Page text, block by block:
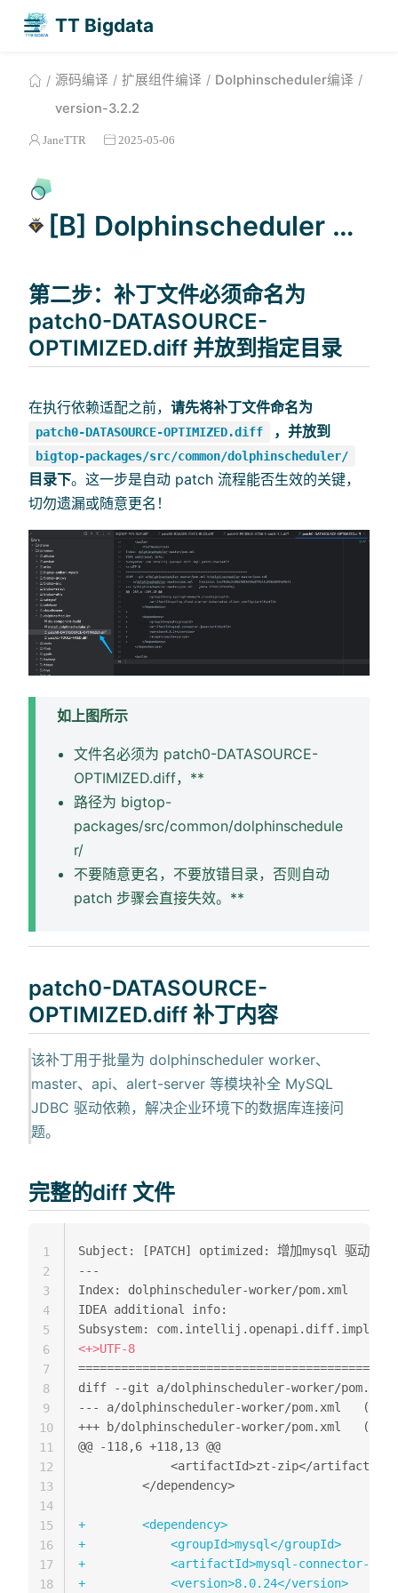
TT Bigdata
源码编译 扩展组件编译
Dolphinscheduler编译
version-3.2.2
JaneTTR 2025-05-06
[B] Dolphinscheduler 版本适配改造（二）
第二步：补丁文件必须命名为
patch0-DATASOURCE-
OPTIMIZED.diff 并放到指定目录
在执行依赖适配之前， 请先将补丁文件命名为
patch0-DATASOURCE-OPTIMIZED.diff ，并放到
bigtop-packages/src/common/dolphinscheduler/
目录下。这一步是自动 patch 流程能否生效的关键，
切勿遗漏或随意更名！
如上图所示
文件名必须为 patch0-DATASOURCE-
OPTIMIZED.diff，**
路径为 bigtop-
packages/src/common/dolphinschedule
r/
不要随意更名，不要放错目录，否则自动
patch 步骤会直接失效。**
patch0-DATASOURCE-
OPTIMIZED.diff 补丁内容
该补丁用于批量为 dolphinscheduler worker、
master、api、alert-server 等模块补全 MySQL
JDBC 驱动依赖，解决企业环境下的数据库连接问
题。
完整的diff 文件
---
Index: dolphinscheduler-worker/pom.xml
IDEA additional info:
<
--- a/
+++ b/
@@ -118,6 +118,13 @@
+
+
+
+
1
2
3
4
5
6
7
8
9
10
11
12
13
14
15
16
17
18